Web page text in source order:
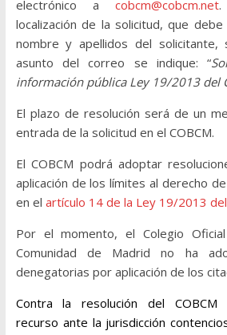
electrónico a cobcm@cobcm.net.
localización de la solicitud, que
nombre y apellidos del
asunto del correo se indique: “
información pública Ley 19/2013 del
El plazo de resolución será de un
entrada de la solicitud en el COBCM.
El COBCM podrá adoptar
aplicación de los límites al derecho
en el artículo 14 de la Ley 19/2013
Por el momento, el Colegio
Comunidad de Madrid no ha
denegatorias por aplicación de los
Contra la resolución del COBCM
recurso ante la jurisdicción